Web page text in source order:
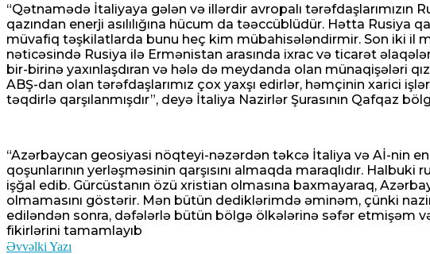
“Qətnamədə İtaliyaya gələn və illərdir avropalı tərəfdaşlarımızın
qazından enerji asılılığına hücum da təəccüblüdür. Hətta Rusiya
müvafiq təşkilatlarda bunu heç kim mübahisələndirmir. Son iki il
nəticəsində Rusiya ilə Ermənistan arasında ixrac və ticarət
bir-birinə yaxınlaşdıran və hələ də meydanda olan münaqişələri
ABŞ-dan olan tərəfdaşlarımız çox yaxşı edirlər, həmçinin xarici
təqdirlə qarşılanmışdır”, deyə İtaliya Nazirlər Şurasının Qafqaz
“Azərbaycan geosiyasi nöqteyi-nəzərdən təkcə İtaliya və Aİ-nin
qoşunlarının yerləşməsinin qarşısını almaqda maraqlıdır.
işğal edib. Gürcüstanın özü xristian olmasına baxmayaraq,
olmamasını göstərir. Mən bütün dediklərimdə əminəm, çünki
ediləndən sonra, dəfələrlə bütün bölgə ölkələrinə səfər etmişəm
fikirlərini tamamlayıb
Əvvəlki Yazı
Fələstin Xarici İşlər Naziri: Qüds İsrailin hücumlarının
05 Avqust 2026 / 18:42
16
İsrail əsgərləri Hizbullahı Livanın cənubunda atəşkəsi
05 Avqust 2026 / 18:22
7